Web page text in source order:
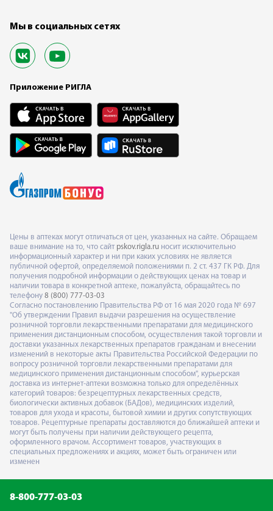
Мы в социальных сетях
Приложение РИГЛА
Цены в аптеках могут отличаться от цен, указанных на сайте. Обращаем
ваше внимание на то, что сайт pskov.rigla.ru носит исключительно
информационный характер и ни при каких условиях не является
публичной офертой, определяемой положениями п. 2 ст. 437 ГК РФ. Для
получения подробной информации о действующих ценах на товар и
наличии товара в конкретной аптеке, пожалуйста, обращайтесь по
телефону 8 (800) 777-03-03
Согласно постановлению Правительства РФ от 16 мая 2020 года № 697
"Об утверждении Правил выдачи разрешения на осуществление
розничной торговли лекарственными препаратами для медицинского
применения дистанционным способом, осуществления такой торговли и
доставки указанных лекарственных препаратов гражданам и внесении
изменений в некоторые акты Правительства Российской Федерации по
вопросу розничной торговли лекарственными препаратами для
медицинского применения дистанционным способом", курьерская
доставка из интернет-аптеки возможна только для определённых
категорий товаров: безрецептурных лекарственных средств,
биологически активных добавок (БАДов), медицинских изделий,
товаров для ухода и красоты, бытовой химии и других сопутствующих
товаров. Рецептурные препараты доставляются до ближайшей аптеки и
могут быть получены при наличии действующего рецепта,
оформленного врачом. Ассортимент товаров, участвующих в
специальных предложениях и акциях, может быть ограничен или
изменен
8-800-777-03-03